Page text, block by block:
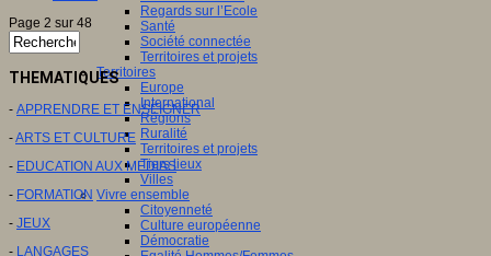
Regards sur l’Ecole
Santé
Société connectée
Territoires et projets
Territoires
Europe
International
Régions
Ruralité
Territoires et projets
Tiers lieux
Villes
Vivre ensemble
Citoyenneté
Culture européenne
Démocratie
Page 2 sur 48
THEMATIQUES
- APPRENDRE ET ENSEIGNER
-ARTS ET CULTURE
- EDUCATION AUX MEDIAS
- FORMATION
- JEUX
- LANGAGES